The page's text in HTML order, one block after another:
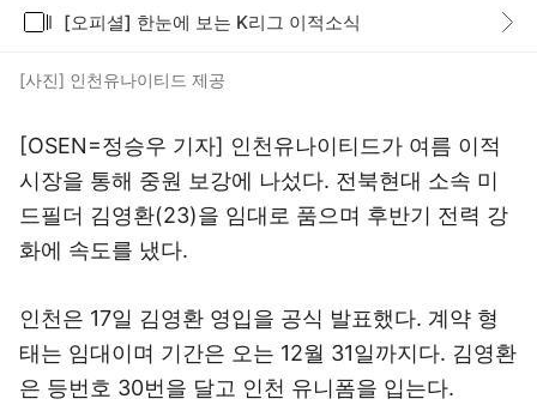
[오피셜] 한눈에 보는 K리그 이적소식
[사진] 인천유나이티드 제공
[OSEN=정승우 기자] 인천유나이티드가 여름 이적
시장을 통해 중원 보강에 나섰다. 전북현대 소속 미
드필더 김영환(23)을 임대로 품으며 후반기 전력 강
화에 속도를 냈다.
인천은 17일 김영환 영입을 공식 발표했다. 계약 형
태는 임대이며 기간은 오는 12월 31일까지다. 김영환
은 등번호 30번을 달고 인천 유니폼을 입는다.